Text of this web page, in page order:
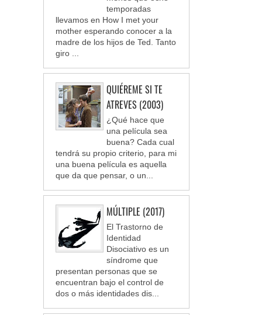
temporadas
llevamos en How I met your
mother esperando conocer a la
madre de los hijos de Ted. Tanto
giro ...
QUIÉREME SI TE
ATREVES (2003)
¿Qué hace que
una película sea
buena? Cada cual
tendrá su propio criterio, para mi
una buena película es aquella
que da que pensar, o un...
MÚLTIPLE (2017)
El Trastorno de
Identidad
Disociativo es un
síndrome que
presentan personas que se
encuentran bajo el control de
dos o más identidades dis...